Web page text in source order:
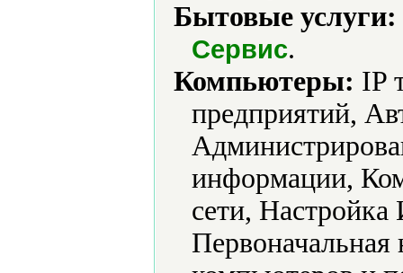
Бытовые услуги:
Сервис.
Компьютеры: IP
предприятий,
информации,
сети,